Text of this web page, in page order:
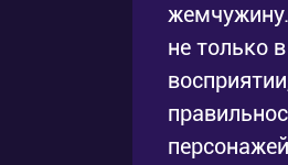
не только